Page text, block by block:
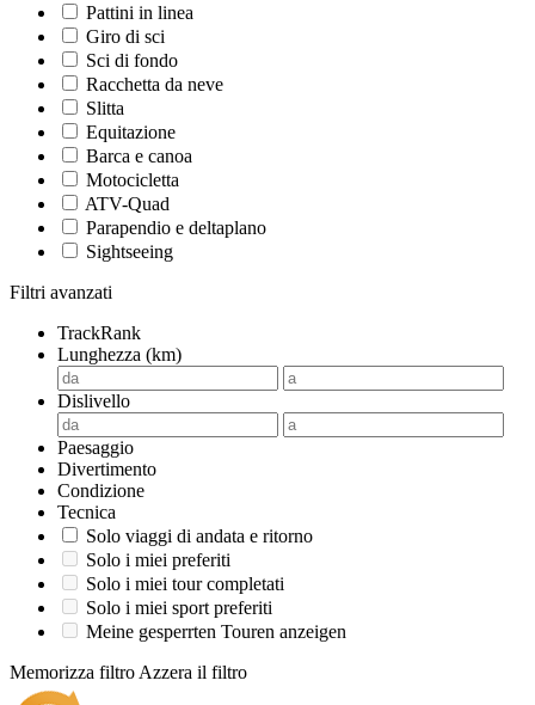
Pattini in linea
Giro di sci
Sci di fondo
Racchetta da neve
Slitta
Equitazione
Barca e canoa
Motocicletta
ATV-Quad
Parapendio e deltaplano
Sightseeing
Filtri avanzati
TrackRank
Lunghezza (km)
Dislivello
Paesaggio
Divertimento
Condizione
Tecnica
Solo viaggi di andata e ritorno
Solo i miei preferiti
Solo i miei tour completati
Solo i miei sport preferiti
Meine gesperrten Touren anzeigen
Memorizza filtro Azzera il filtro